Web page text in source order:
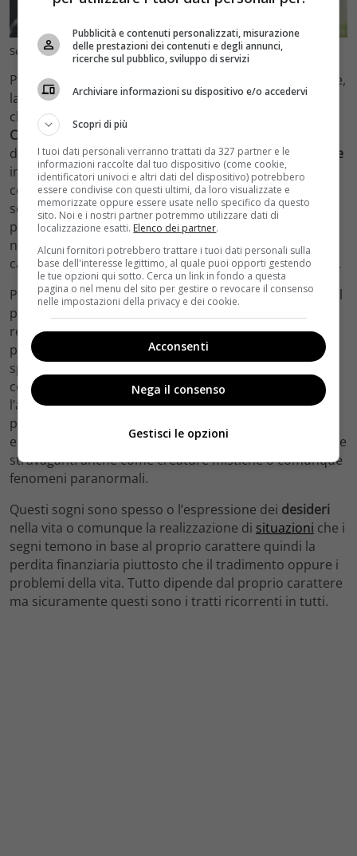
Segni che influenzano i sogni (velvetcinema)
Per iGemelli
i sogni ricorrenti riguardano la costrizione,
la loro paura è essere costretti a dover fare qualcosa
che non vogliono quindi la libertà che viene minata. Il
Cancroinvece sogna spesso casa e famiglia, per la
donna il sogno comune è quello di avere figli. Nel
Leone
invece i sogni più concreti sono quelli relativi alla
celebrità, mentre per laVerginedelle ambientazioni
sorprendenti perché amanti dei dettagli perfetti non
possono che realizzare mentre dormono quello che
non possono dal vivo. Sono maniaci del lavoro e quindi
capita che anche questo sia un sogno molto frequente.
Per laBilancia invece c’è sempre l’amore e le passioni al
primo posto dei loro sogni, per lo Scorpione invece
relazioni, soprattutto tradimenti o comunque forti
passioni. Il segno del
Sagittarioama l’avventura e
sperimentare, quindi potrebbe sognare cose insolite
come visitare una città oppure di volare. Per
l’Acquario
l’amicizia ha un ruolo importante quindi sicuramente è
possibile sognare gli amici ma anche comunemente di
essere ignorati. I
Pesciinvece solitamente sognano cose
stravaganti anche come creature mistiche o comunque
fenomeni paranormali.
Questi sogni sono spesso o l’espressione dei desideri
nella vita o comunque la realizzazione di situazioni che i
segni temono in base al proprio carattere quindi la
perdita finanziaria piuttosto che il tradimento oppure i
problemi della vita. Tutto dipende dal proprio carattere
ma sicuramente questi sono i tratti ricorrenti in tutti.
Pubblicità e contenuti personalizzati, misurazione
delle prestazioni dei contenuti e degli annunci,
ricerche sul pubblico, sviluppo di servizi
Archiviare informazioni su dispositivo e/o accedervi
Scopri di più
I tuoi dati personali verranno trattati da 327 partner e le
informazioni raccolte dal tuo dispositivo (come cookie,
identificatori univoci e altri dati del dispositivo) potrebbero
essere condivise con questi ultimi, da loro visualizzate e
memorizzate oppure essere usate nello specifico da questo
sito. Noi e i nostri partner potremmo utilizzare dati di
localizzazione esatti. Elenco dei partner.
Alcuni fornitori potrebbero trattare i tuoi dati personali sulla
base dell'interesse legittimo, al quale puoi opporti gestendo
le tue opzioni qui sotto. Cerca un link in fondo a questa
pagina o nel menu del sito per gestire o revocare il consenso
nelle impostazioni della privacy e dei cookie.
Acconsenti
Nega il consenso
Gestisci le opzioni